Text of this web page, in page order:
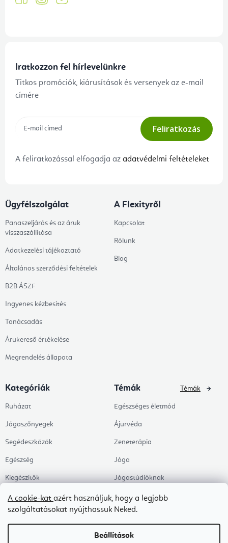
A cookie-kat azért használjuk, hogy a legjobb
szolgáltatásokat nyújthassuk Neked.
Beállítások
Iratkozzon fel hírlevelünkre
Titkos promóciók, kiárusítások és versenyek az e-mail
címére
Feliratkozás
A feliratkozással elfogadja az adatvédelmi feltételeket
Ügyfélszolgálat
Panaszeljárás és az áruk
visszaszállítása
Adatkezelési tájékoztató
Általános szerződési feltételek
B2B ÁSZF
Ingyenes kézbesítés
Tanácsadás
Árukereső értékelése
Megrendelés állapota
A Flexityről
Kapcsolat
Rólunk
Blog
Kategóriák
Ruházat
Jógaszőnyegek
Segédeszközök
Egészség
Kiegészítők
Árengedmények
Témák
Témák
Egészséges életmód
Ájurvéda
Zeneterápia
Jóga
Jógastúdióknak
Pilates
Munkahely és Home Office
Zen és meditáció
Témák